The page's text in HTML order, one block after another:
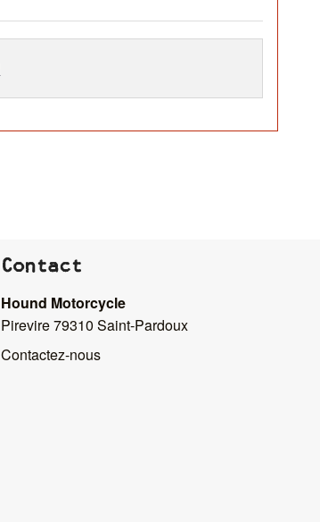
Contact
Hound Motorcycle
Pirevire 79310 Saint-Pardoux
Contactez-nous